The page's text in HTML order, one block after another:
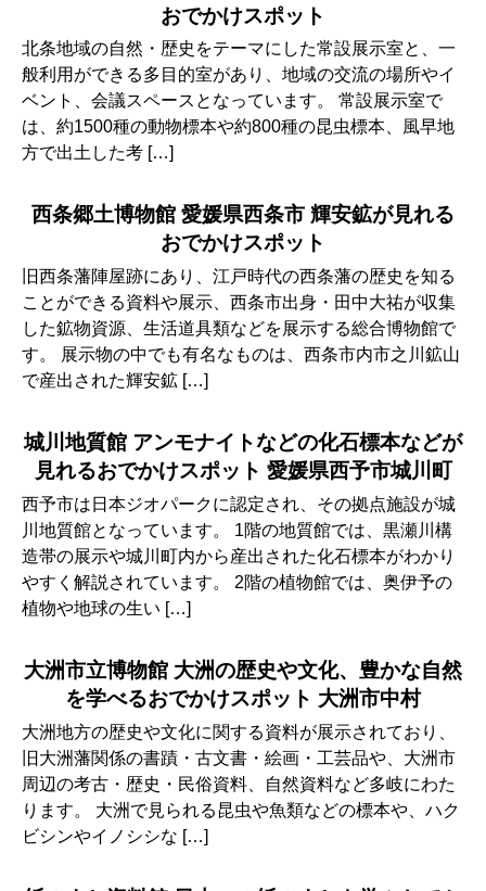
おでかけスポット
北条地域の自然・歴史をテーマにした常設展示室と、一
般利用ができる多目的室があり、地域の交流の場所やイ
ベント、会議スペースとなっています。 常設展示室で
は、約1500種の動物標本や約800種の昆虫標本、風早地
方で出土した考 […]
西条郷土博物館 愛媛県西条市 輝安鉱が見れる
おでかけスポット
旧西条藩陣屋跡にあり、江戸時代の西条藩の歴史を知る
ことができる資料や展示、西条市出身・田中大祐が収集
した鉱物資源、生活道具類などを展示する総合博物館で
す。 展示物の中でも有名なものは、西条市内市之川鉱山
で産出された輝安鉱 […]
城川地質館 アンモナイトなどの化石標本などが
見れるおでかけスポット 愛媛県西予市城川町
西予市は日本ジオパークに認定され、その拠点施設が城
川地質館となっています。 1階の地質館では、黒瀬川構
造帯の展示や城川町内から産出された化石標本がわかり
やすく解説されています。 2階の植物館では、奥伊予の
植物や地球の生い […]
大洲市立博物館 大洲の歴史や文化、豊かな自然
を学べるおでかけスポット 大洲市中村
大洲地方の歴史や文化に関する資料が展示されており、
旧大洲藩関係の書蹟・古文書・絵画・工芸品や、大洲市
周辺の考古・歴史・民俗資料、自然資料など多岐にわた
ります。 大洲で見られる昆虫や魚類などの標本や、ハク
ビシンやイノシシな […]